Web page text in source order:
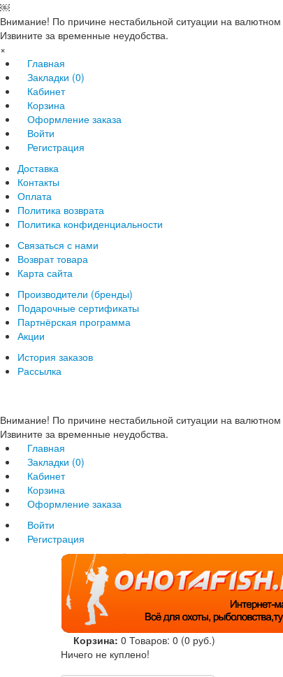
￼
Внимание! По причине нестабильной ситуации на
Извините за временные неудобства.
×
Главная
Закладки (0)
Кабинет
Корзина
Оформление заказа
Войти
Регистрация
Доставка
Контакты
Оплата
Политика возврата
Политика конфиденциальности
Связаться с нами
Возврат товара
Карта сайта
Производители (бренды)
Подарочные сертификаты
Партнёрская программа
Акции
История заказов
Рассылка
Внимание! По причине нестабильной ситуации на
Извините за временные неудобства.
Главная
Закладки (0)
Кабинет
Корзина
Оформление заказа
Войти
Регистрация
Корзина: 0 Товаров: 0 (0 руб.)
Ничего не куплено!